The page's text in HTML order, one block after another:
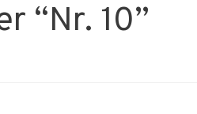
“Nr. 10”